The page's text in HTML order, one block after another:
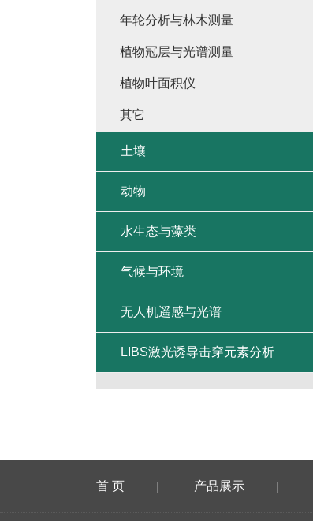
年轮分析与林木测量
植物冠层与光谱测量
植物叶面积仪
其它
土壤
动物
水生态与藻类
气候与环境
无人机遥感与光谱
LIBS激光诱导击穿元素分析
首 页 | 产品展示 |